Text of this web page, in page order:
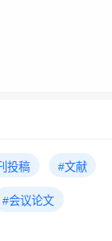
投稿 #文献
#会议论文